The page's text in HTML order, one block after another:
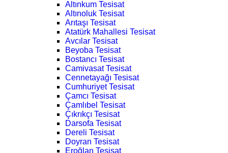
Altınkum Tesisat
Altınoluk Tesisat
Arıtaşı Tesisat
Atatürk Mahallesi Tesisat
Avcılar Tesisat
Beyoba Tesisat
Bostancı Tesisat
Camivasat Tesisat
Cennetayağı Tesisat
Cumhuriyet Tesisat
Çamcı Tesisat
Çamlıbel Tesisat
Çıkrıkçı Tesisat
Darsofa Tesisat
Dereli Tesisat
Doyran Tesisat
Eroğlan Tesisat